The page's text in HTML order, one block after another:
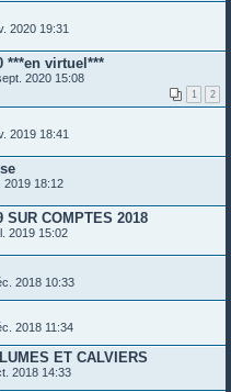
2020 19:31
***en virtuel***
2020 15:08
1 2
2019 18:41
2019 18:12
COMPTES 2018
2019 15:02
2018 10:33
2018 11:34
ET CALVIERS
2018 14:33